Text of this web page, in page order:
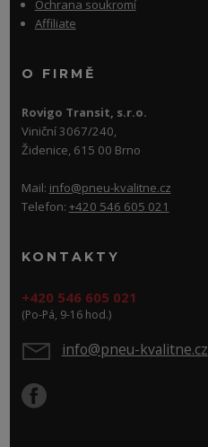
Ochrana soukromí
Affiliate
O FIRMĚ
Rovigo Transit, s.r.o.
Viniční 3067/240,
Židenice, 615 00 Brno
Mail: info@pneu-kvalitne.cz
Telefon: +420 546 605 021
KONTAKTY
+420 546 605 021
(Po-Pá, 9-16 hod.)
info@pneu-kvalitne.cz